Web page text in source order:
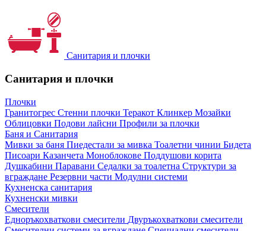
Санитария и плочки
Санитария и плочки
Плочки
Гранитогрес Стенни плочки Теракот Клинкер Мозайки
Облицовки Подови лайсни Профили за плочки
Баня и Санитария
Мивки за баня Пиедестали за мивка Тоалетни чинии Бидета
Писоари Казанчета Моноблокове Поддушови корита
Душкабини Паравани Седалки за тоалетна Структури за
вграждане Резервни части Модулни системи
Кухненска санитария
Кухненски мивки
Смесители
Едноръкохваткови смесители Двуръкохваткови смесители